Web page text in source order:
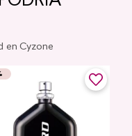
en Cyzone